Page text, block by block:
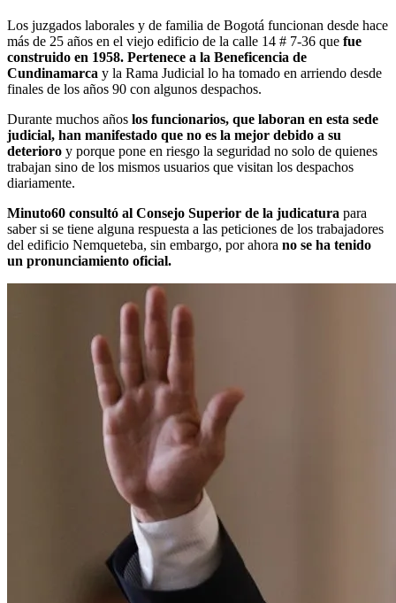
Los juzgados laborales y de familia de Bogotá funcionan desde hace
más de 25 años en el viejo edificio de la calle 14 # 7-36 que fue
construido en 1958. Pertenece a la Beneficencia de
Cundinamarca y la Rama Judicial lo ha tomado en arriendo desde
finales de los años 90 con algunos despachos.
Durante muchos años los funcionarios, que laboran en esta sede
judicial, han manifestado que no es la mejor debido a su
deterioro y porque pone en riesgo la seguridad no solo de quienes
trabajan sino de los mismos usuarios que visitan los despachos
diariamente.
Minuto60 consultó al Consejo Superior de la judicatura para
saber si se tiene alguna respuesta a las peticiones de los trabajadores
del edificio Nemqueteba, sin embargo, por ahora no se ha tenido
un pronunciamiento oficial.